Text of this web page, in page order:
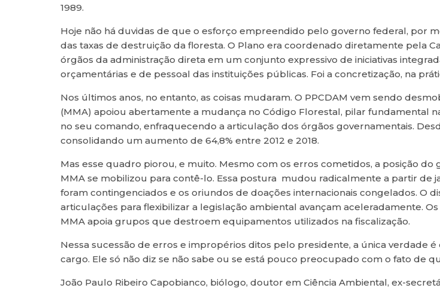
1989.
Hoje não há duvidas de que o esforço empreendido pelo governo federal, por
das taxas de destruição da floresta. O Plano era coordenado diretamente pela
órgãos da administração direta em um conjunto expressivo de iniciativas
orçamentárias e de pessoal das instituições públicas. Foi a concretização, na
Nos últimos anos, no entanto, as coisas mudaram. O PPCDAM vem sendo
(MMA) apoiou abertamente a mudança no Código Florestal, pilar fundamental
no seu comando, enfraquecendo a articulação dos órgãos governamentais.
consolidando um aumento de 64,8% entre 2012 e 2018.
Mas esse quadro piorou, e muito. Mesmo com os erros cometidos, a posição
MMA se mobilizou para contê-lo. Essa postura mudou radicalmente a partir de
foram contingenciados e os oriundos de doações internacionais congelados. O
articulações para flexibilizar a legislação ambiental avançam aceleradamente.
MMA apoia grupos que destroem equipamentos utilizados na fiscalização.
Nessa sucessão de erros e impropérios ditos pelo presidente, a única verdade
cargo. Ele só não diz se não sabe ou se está pouco preocupado com o fato de
João Paulo Ribeiro Capobianco, biólogo, doutor em Ciência Ambiental, ex-